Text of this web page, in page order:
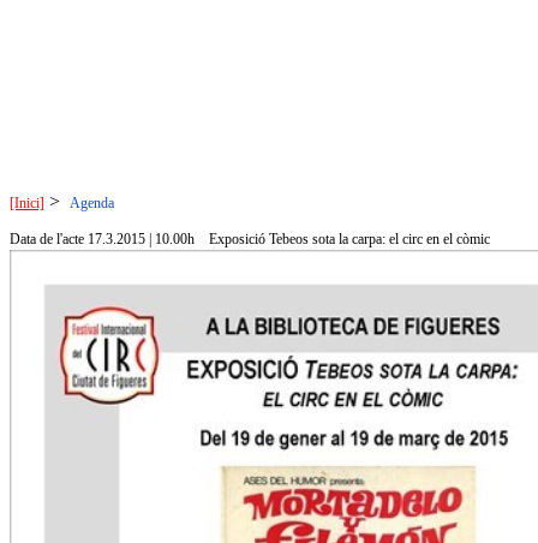
[Inici] > Agenda
Data de l'acte 17.3.2015 | 10.00h Exposició Tebeos sota la carpa: el circ en el còmic